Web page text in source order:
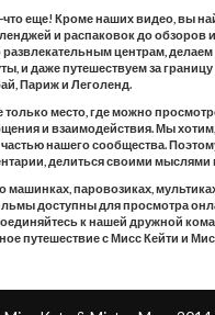
что еще! Кроме наших видео, вы
и распаковок до обзоров
развлекательным центрам,
и даже путешествуем за границу
Париж и Леголенд.
только место, где можно
и взаимодействия. Мы
частью нашего сообщества.
делиться своими мыслями
машинках, паровозиках,
доступны для просмотра
к нашей дружной
путешествие с Мисс Кейти и